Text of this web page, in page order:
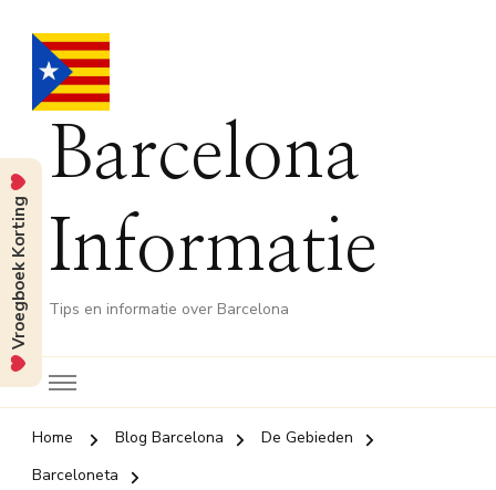
Barcelona
Informatie
Tips en informatie over Barcelona
Home Blog Barcelona
De Gebieden
Barceloneta
Vroegboek Korting